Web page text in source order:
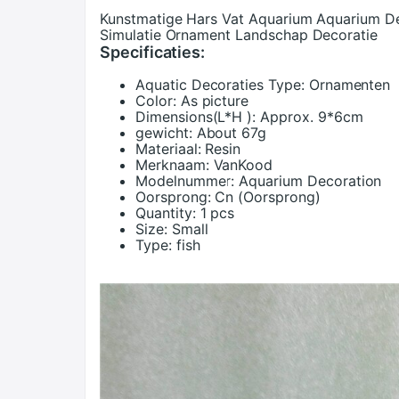
Kunstmatige Hars Vat Aquarium Aquarium
Simulatie Ornament Landschap Decoratie
Specificaties:
Aquatic Decoraties Type: Ornamenten
Color: As picture
Dimensions(L*H ): Approx. 9*6cm
gewicht: About 67g
Materiaal: Resin
Merknaam: VanKood
Modelnummer: Aquarium Decoration
Oorsprong: Cn (Oorsprong)
Quantity: 1 pcs
Size: Small
Type: fish